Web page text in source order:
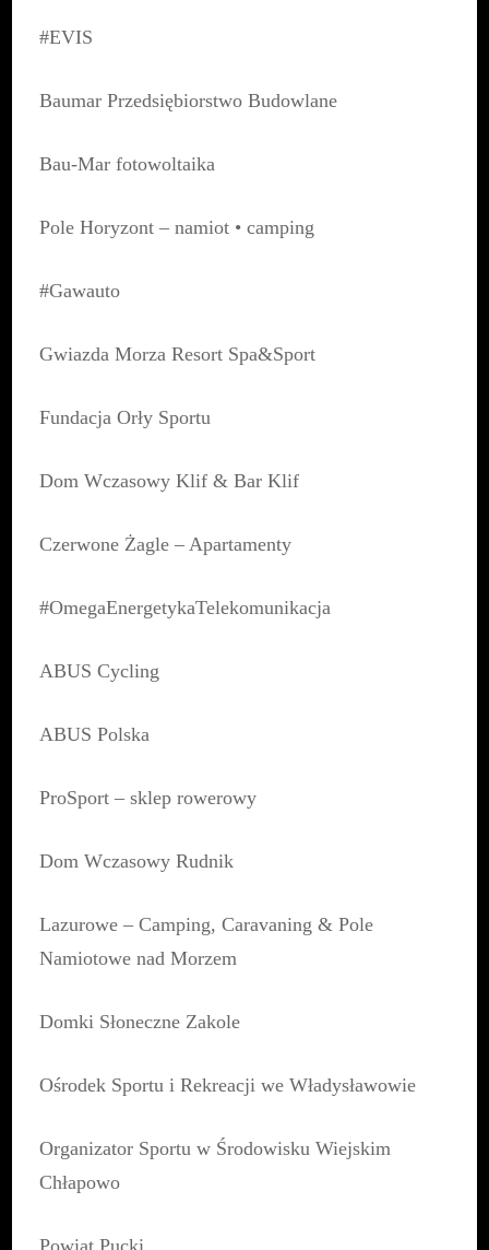
#EVIS
Baumar Przedsiębiorstwo Budowlane
Bau-Mar fotowoltaika
Pole Horyzont – namiot • camping
#Gawauto
Gwiazda Morza Resort Spa&Sport
Fundacja Orły Sportu
Dom Wczasowy Klif & Bar Klif
Czerwone Żagle – Apartamenty
#OmegaEnergetykaTelekomunikacja
ABUS Cycling
ABUS Polska
ProSport – sklep rowerowy
Dom Wczasowy Rudnik
Lazurowe – Camping, Caravaning & Pole
Namiotowe nad Morzem
Domki Słoneczne Zakole
Ośrodek Sportu i Rekreacji we Władysławowie
Organizator Sportu w Środowisku Wiejskim
Chłapowo